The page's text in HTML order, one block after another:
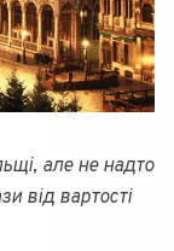
але не надто
від вартості